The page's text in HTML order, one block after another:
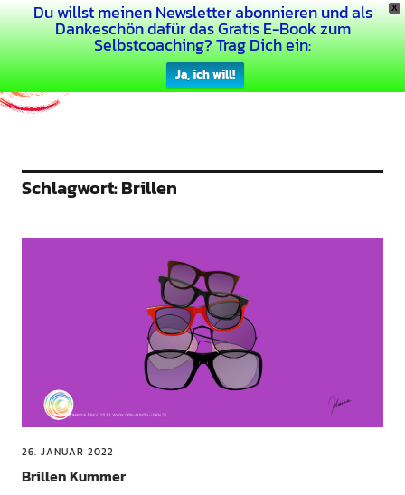
X
Du willst meinen Newsletter abonnieren und als
Dankeschön dafür das Gratis E-Book zum
Selbstcoaching? Trag Dich ein:
Ja, ich will!
Dein Buntes Leben
Schlagwort:Brillen
26. JANUAR 2022
Brillen Kummer